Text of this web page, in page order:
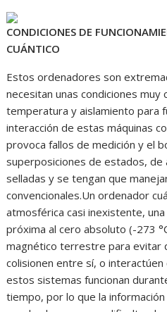
CONDICIONES DE
CUÁNTICO
Estos ordenadores son
necesitan unas condiciones
temperatura y aislamiento para
interacción de estas máquinas
provoca fallos de medición y el
superposiciones de estados, de
selladas y se tengan que
convencionales.Un ordenador
atmosférica casi inexistente,
próxima al cero absoluto (-273
magnético terrestre para evitar
colisionen entre sí, o
estos sistemas funcionan
tiempo, por lo que la